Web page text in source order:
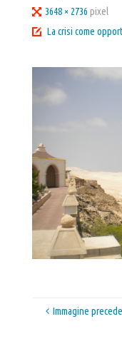
Tutta
larghezza
3648 × 2736pixel
La crisi come
Immagine